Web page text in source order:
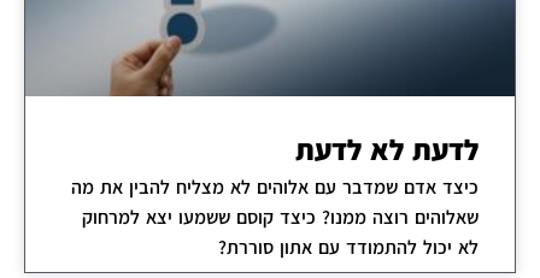
לדעת לא לדעת
כיצד אדם שמדבר עם אלוהים לא מצליח להבין את מה
שאלוהים רוצה ממנו? כיצד קוסם ששמעו יצא למרחוק
לא יכול להתמודד עם אתון סוררת?